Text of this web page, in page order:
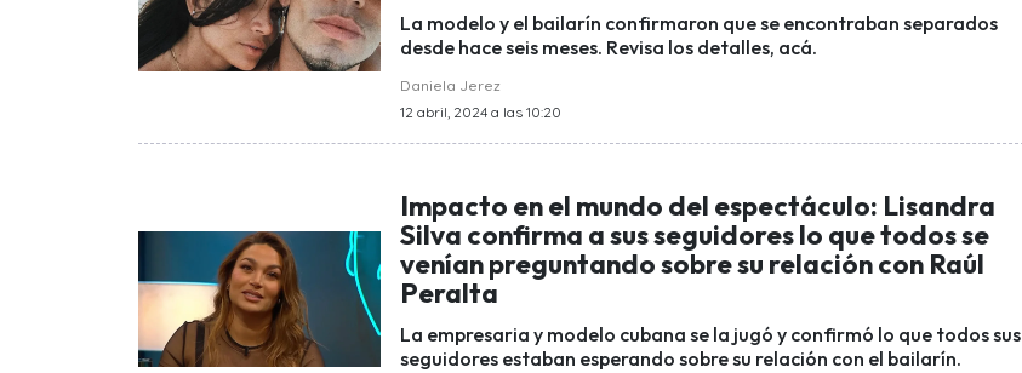
La modelo y el bailarín confirmaron que se encontraban separados
desde hace seis meses. Revisa los detalles, acá.
Daniela Jerez
12 abril, 2024 a las 10:20
Impacto en el mundo del espectáculo: Lisandra
Silva confirma a sus seguidores lo que todos se
venían preguntando sobre su relación con Raúl
Peralta
La empresaria y modelo cubana se la jugó y confirmó lo que todos sus
seguidores estaban esperando sobre su relación con el bailarín.